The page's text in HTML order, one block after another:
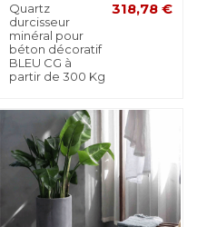
Quartz
durcisseur
minéral pour
béton décoratif
BLEU CG à
partir de 300 Kg
318,78 €